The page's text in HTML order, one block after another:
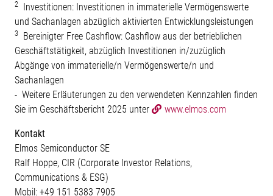
2
Investitionen: Investitionen in immaterielle Vermögenswerte
und Sachanlagen abzüglich aktivierten Entwicklungsleistungen
3
Bereinigter Free Cashflow: Cashflow aus der betrieblichen
Geschäftstätigkeit, abzüglich Investitionen in/zuzüglich
Abgänge von immaterielle/n Vermögenswerte/n und
Sachanlagen
- Weitere Erläuterungen zu den verwendeten Kennzahlen finden
Sie im Geschäftsbericht 2025 unter
www.elmos.com
Kontakt
Elmos Semiconductor SE
Ralf Hoppe, CIR (Corporate Investor Relations,
Communications & ESG)
Mobil: +49 151 5383 7905